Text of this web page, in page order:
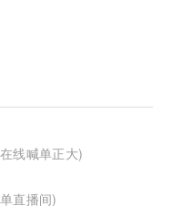
线喊单正大)
直播间)